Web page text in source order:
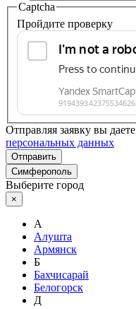
Captcha
Пройдите проверку
Отправляя заявку вы даете
персональных данных
Отправить
Симферополь
Выберите город
×
А
Алушта
Армянск
Б
Бахчисарай
Белогорск
Д